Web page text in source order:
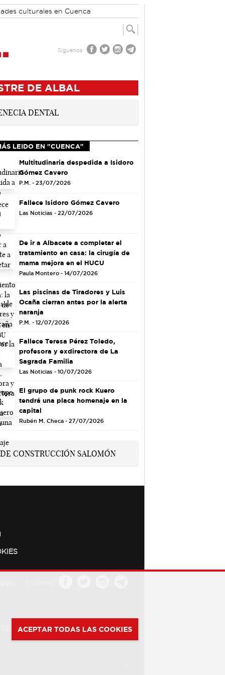
culturales en Cuenca
Síguenos
DE ALBAL
LEIDO EN "CUENCA"
Multitudinaria despedida a Isidoro
Gómez Cavero
P.M. - 23/07/2026
Fallece Isidoro Gómez Cavero
Las Noticias - 22/07/2026
De ir a Albacete a completar el
tratamiento en casa: la cirugía de
mama mejora en el HUCU
Paula Montero - 14/07/2026
Las piscinas de Tiradores y Luis
Ocaña cierran antes por la alerta
naranja
P.M. - 12/07/2026
Fallece Teresa Pérez Toledo,
profesora y exdirectora de La
Sagrada Familia
Las Noticias - 10/07/2026
El grupo de punk rock Kuero
tendrá una placa homenaje en la
capital
Rubén M. Checa - 27/07/2026
ACEPTAR TODAS LAS COOKIES